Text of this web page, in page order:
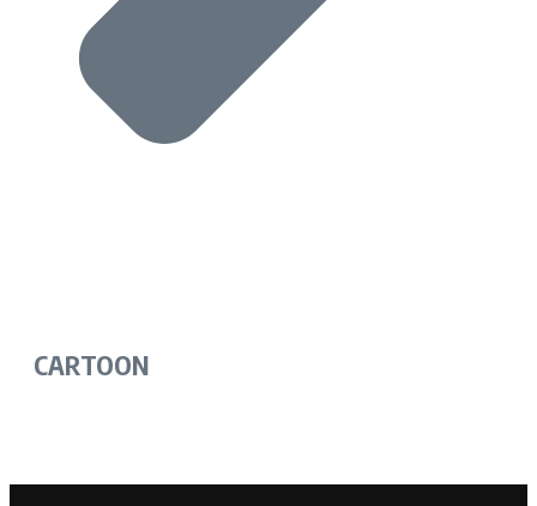
CARTOON